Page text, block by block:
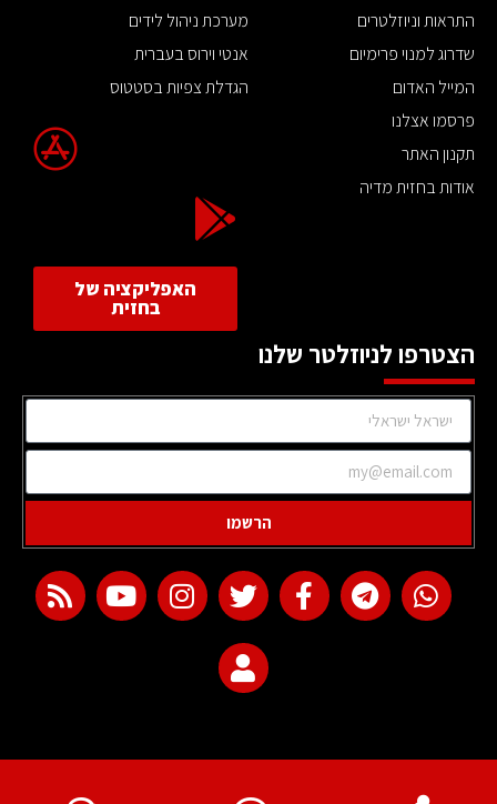
התראות וניוזלטרים
שדרוג למנוי פרימיום
המייל האדום
פרסמו אצלנו
תקנון האתר
אודות בחזית מדיה
מערכת ניהול לידים
אנטי וירוס בעברית
הגדלת צפיות בסטטוס
האפליקציה של
בחזית
הצטרפו לניוזלטר שלנו
הרשמו